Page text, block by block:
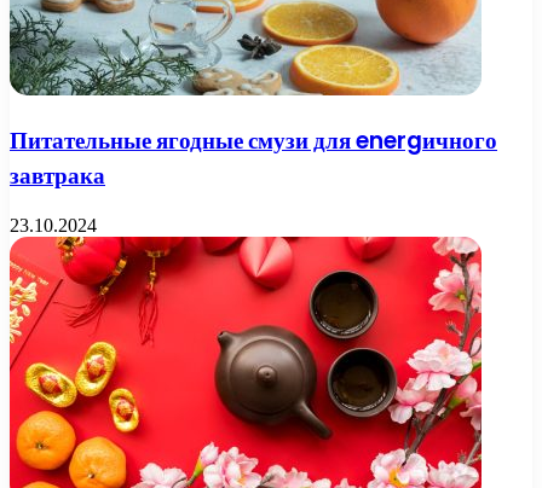
Питательные ягодные смузи для energичного
завтрака
23.10.2024